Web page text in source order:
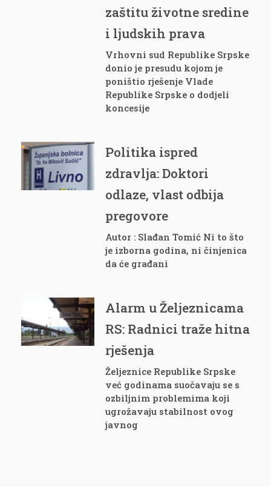
zaštitu životne sredine
i ljudskih prava
Vrhovni sud Republike Srpske
donio je presudu kojom je
poništio rješenje Vlade
Republike Srpske o dodjeli
koncesije
Politika ispred
zdravlja: Doktori
odlaze, vlast odbija
pregovore
Autor : Slađan Tomić Ni to što
je izborna godina, ni činjenica
da će građani
Alarm u Željeznicama
RS: Radnici traže hitna
rješenja
Željeznice Republike Srpske
već godinama suočavaju se s
ozbiljnim problemima koji
ugrožavaju stabilnost ovog
javnog